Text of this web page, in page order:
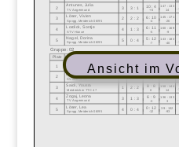
Ansicht im